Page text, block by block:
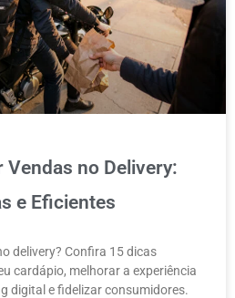
Vendas no Delivery:
e Eficientes
delivery? Confira 15 dicas
cardápio, melhorar a experiência
digital e fidelizar consumidores.